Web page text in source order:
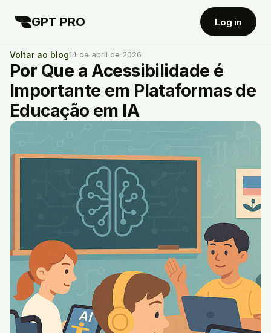
GPT PRO Log in
Voltar ao blog14 de abril de 2026
Por Que a Acessibilidade é
Importante em Plataformas de
Educação em IA